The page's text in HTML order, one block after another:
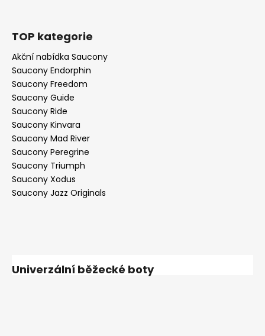
TOP kategorie
Akční nabídka Saucony
Saucony Endorphin
Saucony Freedom
Saucony Guide
Saucony Ride
Saucony Kinvara
Saucony Mad River
Saucony Peregrine
Saucony Triumph
Saucony Xodus
Saucony Jazz Originals
Univerzální běžecké boty